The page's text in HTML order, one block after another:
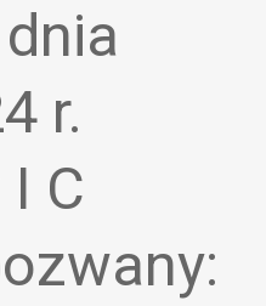
r.
C